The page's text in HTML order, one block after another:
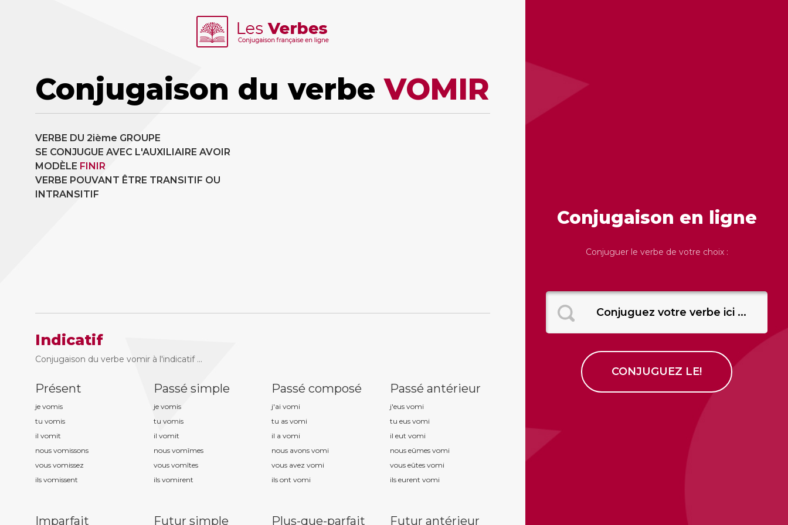
Conjugaison du verbeVOMIR
VERBE DU 2ième GROUPE
SE CONJUGUE AVEC L'AUXILIAIRE AVOIR
MODÈLE FINIR
VERBE POUVANT ÊTRE TRANSITIF OU
INTRANSITIF
Indicatif
Conjugaison du verbe vomir à l'indicatif ...
Présent
je vomis
tu vomis
il vomit
nous vomissons
vous vomissez
ils vomissent
Passé simple
je vomis
tu vomis
il vomit
nous vomîmes
vous vomîtes
ils vomirent
Passé composé
j'ai vomi
tu as vomi
il a vomi
nous avons vomi
vous avez vomi
ils ont vomi
Passé antérieur
j'eus vomi
tu eus vomi
il eut vomi
nous eûmes vomi
vous eûtes vomi
ils eurent vomi
Imparfait Futur simple Plus-que-parfait Futur antérieur
Conjugaison en ligne
Conjuguer le verbe de votre choix :